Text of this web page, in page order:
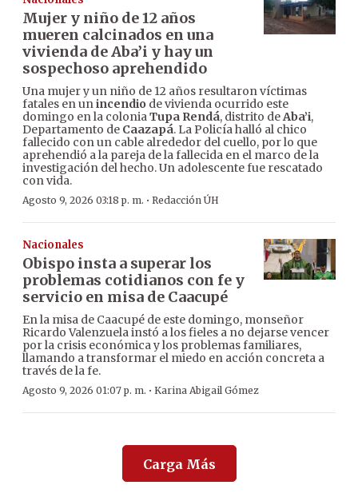
Mujer y niño de 12 años
mueren calcinados en una
vivienda de Aba’i y hay un
sospechoso aprehendido
Una mujer y un niño de 12 años resultaron víctimas
fatales en unincendio de vivienda ocurrido este
domingo en la coloniaTupa Rendá, distrito deAba’i,
Departamento de Caazapá. La Policía halló al chico
fallecido con un cable alrededor del cuello, por lo que
aprehendió a la pareja de la fallecida en el marco de la
investigación del hecho. Un adolescente fue rescatado
con vida.
Agosto 9, 2026 03:18 p. m. · Redacción ÚH
Nacionales
Obispo insta a superar los
problemas cotidianos con fe y
servicio en misa de Caacupé
En la misa de Caacupé de este domingo, monseñor
Ricardo Valenzuela instó a los fieles a no dejarse vencer
por la crisis económica y los problemas familiares,
llamando a transformar el miedo en acción concreta a
través de la fe.
Agosto 9, 2026 01:07 p. m. · Karina Abigail Gómez
Carga Más